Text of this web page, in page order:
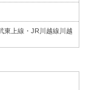
上線・JR川越線川越